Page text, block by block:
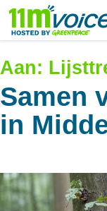
Skip
main
content
Aan:
Samen
in